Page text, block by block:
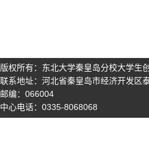
版权所有：东北大学秦皇岛分校大学生
联系地址：河北省秦皇岛市经济开发区
邮编：066004
中心电话：0335-8068068